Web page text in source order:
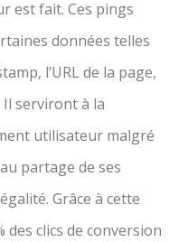
est fait. Ces pings
données telles
l’URL de la page,
serviront à la
utilisateur malgré
partage de ses
Grâce à cette
clics de conversion